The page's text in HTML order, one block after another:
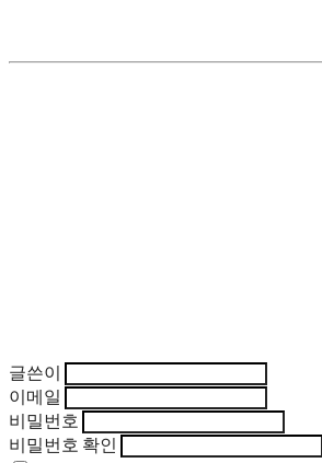
글쓴이
이메일
비밀번호
비밀번호 확인